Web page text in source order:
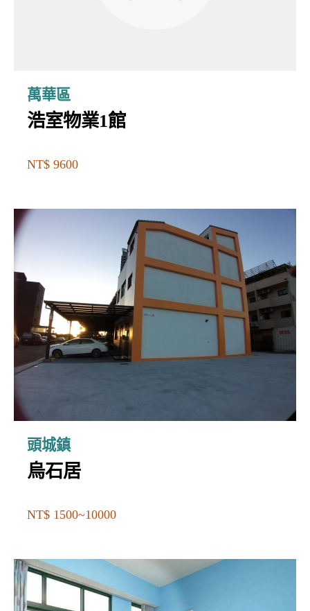
萬華區
浩室物業1館
NT$ 9600
頭城鎮
烏石居
NT$ 1500~10000